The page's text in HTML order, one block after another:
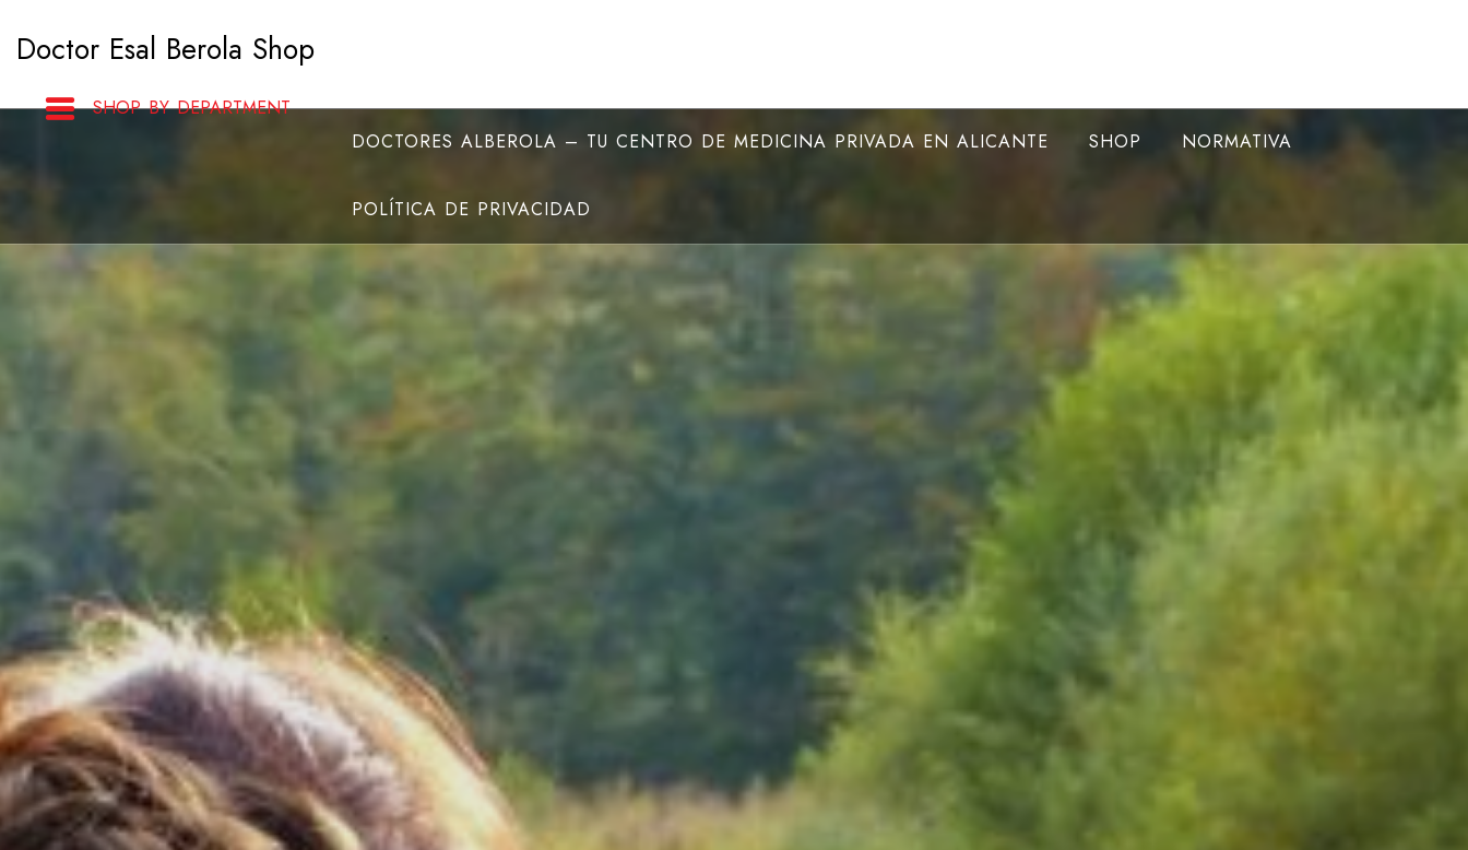
Doctor Esal Berola Shop
SHOP BY DEPARTMENT
DOCTORES ALBEROLA – TU CENTRO DE MEDICINA PRIVADA EN ALICANTE
SHOP NORMATIVA
POLÍTICA DE PRIVACIDAD